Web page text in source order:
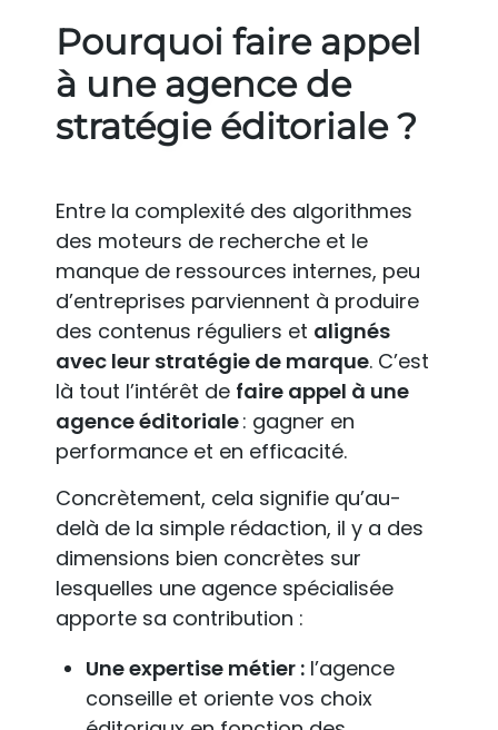
Pourquoi faire appel
à une agence de
stratégie éditoriale ?
Entre la complexité des algorithmes
des moteurs de recherche et le
manque de ressources internes, peu
d’entreprises parviennent à produire
des contenus réguliers et alignés
avec leur stratégie de marque. C’est
là tout l’intérêt de faire appel à une
agence éditoriale: gagner en
performance et en efficacité.
Concrètement, cela signifie qu’au-
delà de la simple rédaction, il y a des
dimensions bien concrètes sur
lesquelles une agence spécialisée
apporte sa contribution :
Une expertise métier : l’agence
conseille et oriente vos choix